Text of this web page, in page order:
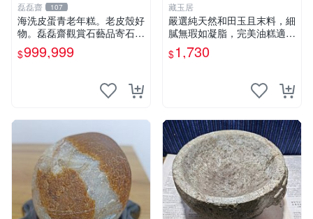
磊磊齋 107
海洗皮蛋青老年糕。老皮殼好
物。磊磊齋觀賞石藝品寄石加
工代工雕刻研磨雨花石瑪瑙大
灣石珠寶首飾寶石大陸石台灣
飾壽山石雞血石壽山雞血石原
$999,999
藏玉居
嚴選純天然和田玉且末料，細
膩無瑕如凝脂，完美油糕適合
收藏與送禮。 純天然和田
玉、油糕、玉器
$1,730